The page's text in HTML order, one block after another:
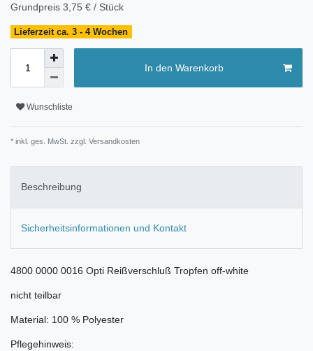
Grundpreis 3,75 € / Stück
Lieferzeit ca. 3 - 4 Wochen
In den Warenkorb
Wunschliste
* inkl. ges. MwSt. zzgl. Versandkosten
Beschreibung
Sicherheitsinformationen und Kontakt
4800 0000 0016 Opti Reißverschluß Tropfen off-white
nicht teilbar
Material: 100 % Polyester
Pflegehinweis: